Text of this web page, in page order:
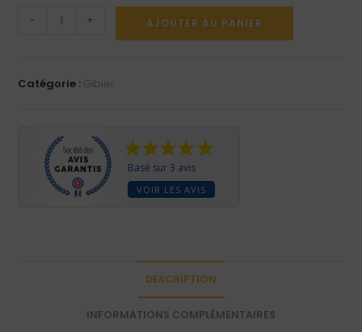
- + AJOUTER AU PANIER
Catégorie : Gibier
Basé sur 3 avis
VOIR LES AVIS
DESCRIPTION
INFORMATIONS COMPLÉMENTAIRES